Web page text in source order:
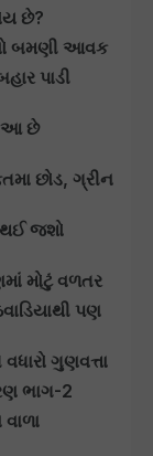
છે?
બમણી આવક
પાડી
આ છે
છોડ, ગ્રીન
થઈ જશો
મોટું વળતર
પણ
ગુણવત્તા
ભાગ-2